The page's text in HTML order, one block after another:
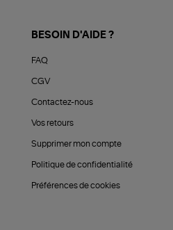
BESOIN D'AIDE ?
FAQ
CGV
Contactez-nous
Vos retours
Supprimer mon compte
Politique de confidentialité
Préférences de cookies